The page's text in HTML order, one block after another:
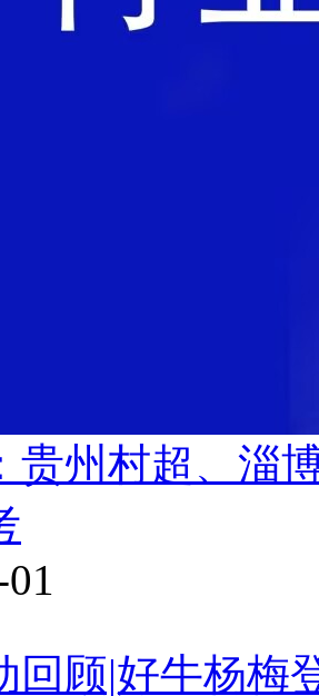
贵州村超、淄
回顾|好牛杨梅